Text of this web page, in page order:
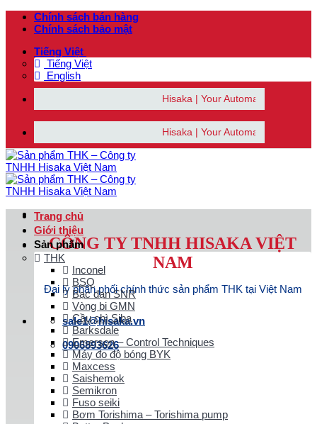
dung
Chính sách bán hàng
Chính sách bảo mật
Tiếng Việt
Tiếng Việt
English
Hisaka | Your Automation Solutions Provider
Hisaka | Your Automation Solutions Provider
CÔNG TY TNHH HISAKA VIỆT
NAM
Đại lý phân phối chính thức sản phẩm THK tại Việt Nam
sale1@hisaka.vn
0906893626
Trang chủ
Giới thiệu
Sản phẩm
THK
Inconel
BSQ
Bạc đạn SNR
Vòng bi GMN
Cầu chì Siba
Barksdale
Emerson – Control Techniques
Máy đo độ bóng BYK
Maxcess
Saishemok
Semikron
Fuso seiki
Bơm Torishima – Torishima pump